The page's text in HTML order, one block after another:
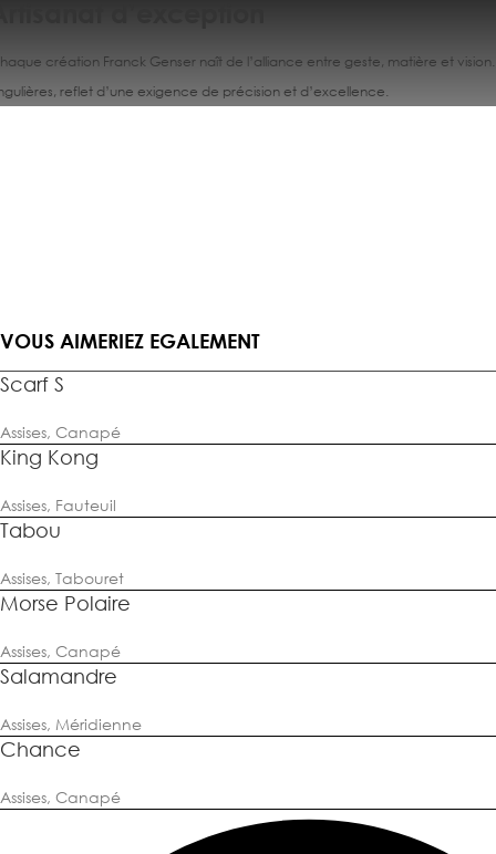
création Franck Genser naît de l’alliance entre geste, matière et
reflet d’une exigence de précision et d’excellence.
VOUS AIMERIEZ EGALEMENT
Scarf S
Assises, Canapé
King Kong
Assises, Fauteuil
Tabou
Assises, Tabouret
Morse Polaire
Assises, Canapé
Salamandre
Assises, Méridienne
Chance
Assises, Canapé